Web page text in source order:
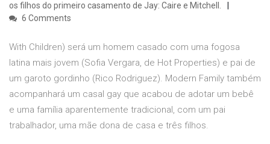
os filhos do primeiro casamento de Jay: Caire e Mitchell.
6 Comments
With Children) será um homem casado com uma fogosa
latina mais jovem (Sofia Vergara, de Hot Properties) e pai de
um garoto gordinho (Rico Rodriguez). Modern Family também
acompanhará um casal gay que acabou de adotar um bebê
e uma família aparentemente tradicional, com um pai
trabalhador, uma mãe dona de casa e três filhos.